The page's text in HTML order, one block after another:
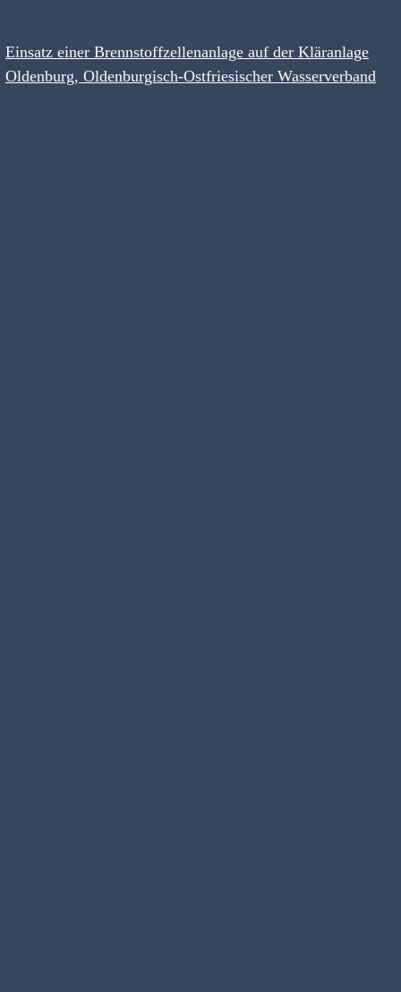
Einsatz einer Brennstoffzellenanlage auf der Kläranlage
Oldenburg, Oldenburgisch-Ostfriesischer Wasserverband